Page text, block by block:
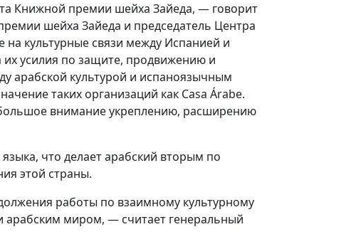
Книжной премии шейха Зайеда, — говорит
шейха Зайеда и председатель Центра
на культурные связи между Испанией и
их усилия по защите, продвижению и
арабской культурой и испаноязычным
таких организаций как Casa Árabe.
внимание укреплению, расширению
что делает арабский вторым по
этой страны.
работы по взаимному культурному
миром, — считает генеральный